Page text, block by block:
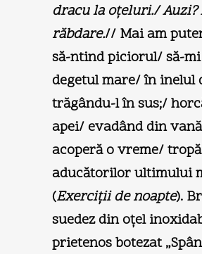
dracu la oţeluri./ Auzi?
răbdare.// Mai am
să-ntind piciorul/ să-
degetul mare/ în inelul
trăgându-l în sus;/
apei/ evadând din
acoperă o vreme/
aducătorilor ultimului
(Exerciţii de noapte).
suedez din oţel
prietenos botezat